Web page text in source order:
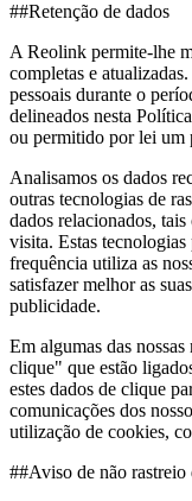
##Retenção de dados
A Reolink permite-lhe
completas e
pessoais durante o
delineados nesta
ou permitido por lei um
Analisamos os dados
outras tecnologias de
dados relacionados,
visita. Estas
frequência utiliza as
satisfazer melhor as
publicidade.
Em algumas das
clique" que estão
estes dados de clique
comunicações dos
utilização de cookies,
##Aviso de não